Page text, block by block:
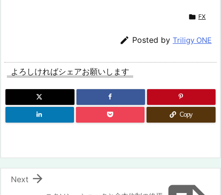
 FX
 Posted by Triligy ONE
よろしければシェアお願いします
Copy

Next